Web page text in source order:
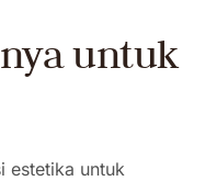
untuk
estetika untuk